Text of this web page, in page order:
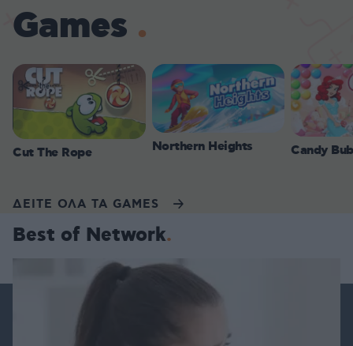
Games
Cut The Rope Northern Heights Candy
ΔΕΙΤΕ ΟΛΑ ΤΑ GAMES
Best of Network